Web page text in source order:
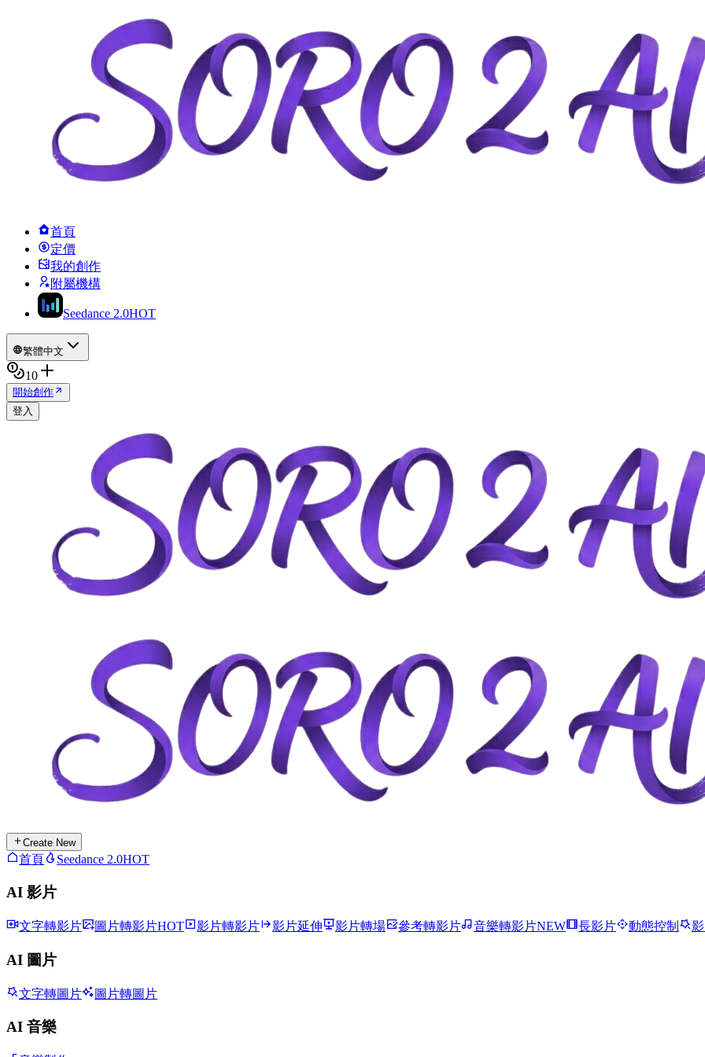
首頁
定價
我的創作
附屬機構
Seedance 2.0HOT
繁體中文
10
開始創作
登入
Create New
首頁 Seedance 2.0HOT
AI 影片
文字轉影片 圖片轉影片HOT 影片轉影片 影片延伸 影片轉場 參考轉影片 音樂轉影片NEW 長影片 動態控制
AI 圖片
文字轉圖片 圖片轉圖片
AI 音樂